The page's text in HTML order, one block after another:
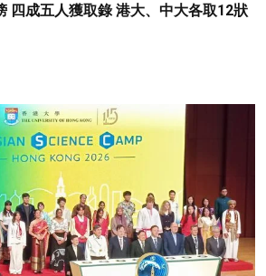
四成五人獲取錄 港大、中大各取12狀